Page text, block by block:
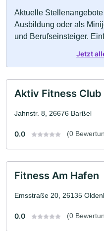
Aktuelle
Ausbildung oder als
und Berufseinsteiger.
Jetzt
Aktiv Fitness Club
Jahnstr. 8, 26676 Barßel
0.0 (0
Fitness Am Hafen
Emsstraße 20, 26135
0.0 (0